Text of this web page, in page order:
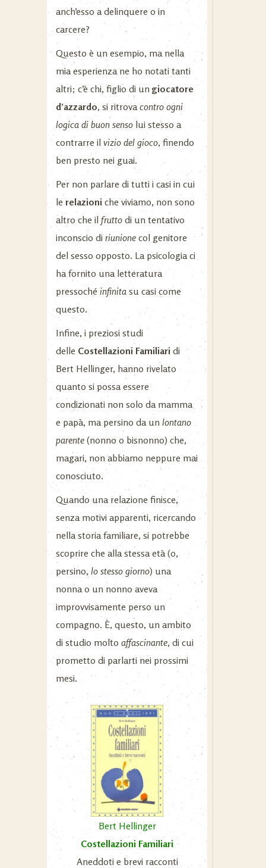
anch’esso a delinquere o in
carcere?
Questo è un esempio, ma nella
mia esperienza ne ho notati tanti
altri; c’è chi, figlio di un giocatore
d’azzardo, si ritrova contro ogni
logica di buon senso lui stesso a
contrarre il vizio del gioco, finendo
ben presto nei guai.
Per non parlare di tutti i casi in cui
le relazioni che viviamo, non sono
altro che il frutto di un tentativo
inconscio di riunione col genitore
del sesso opposto. La psicologia ci
ha fornito una letteratura
pressochéinfinita su casi come
questo.
Infine, i preziosi studi
delle Costellazioni Familiari di
Bert Hellinger, hanno rivelato
quanto si possa essere
condizionati non solo da mamma
e papà, ma persino da un lontano
parente (nonno o bisnonno) che,
magari, non abbiamo neppure mai
conosciuto.
Quando una relazione finisce,
senza motivi apparenti, ricercando
nella storia familiare, si potrebbe
scoprire che alla stessa età (o,
persino, lo stesso giorno) una
nonna o un nonno aveva
improvvisamente perso un
compagno. È, questo, un ambito
di studio molto affascinante, di cui
prometto di parlarti nei prossimi
mesi.
Bert Hellinger
Costellazioni Familiari
Aneddoti e brevi racconti